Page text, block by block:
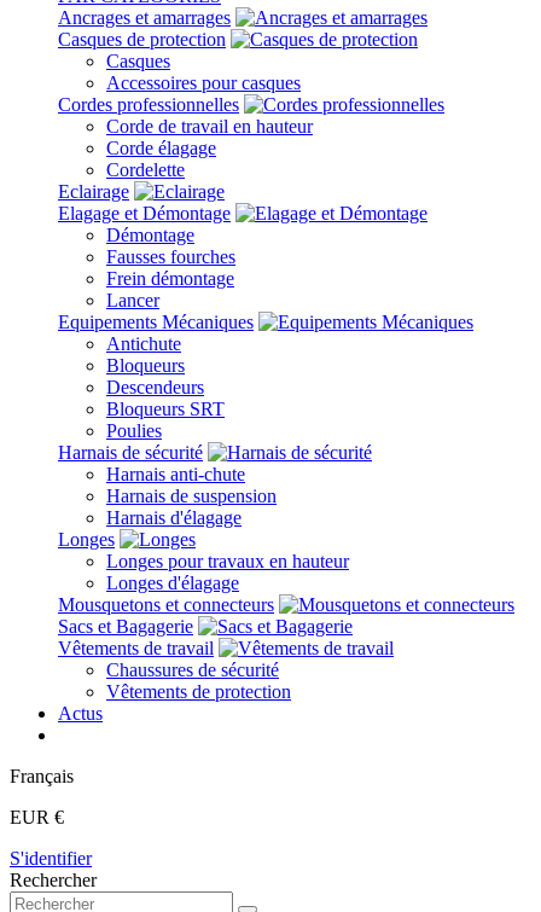
Ancrages et amarrages
Casques de protection
Casques
Accessoires pour casques
Cordes professionnelles
Corde de travail en hauteur
Corde élagage
Cordelette
Eclairage
Elagage et Démontage
Démontage
Fausses fourches
Frein démontage
Lancer
Equipements Mécaniques
Antichute
Bloqueurs
Descendeurs
Bloqueurs SRT
Poulies
Harnais de sécurité
Harnais anti-chute
Harnais de suspension
Harnais d'élagage
Longes
Longes pour travaux en hauteur
Longes d'élagage
Mousquetons et connecteurs
Sacs et Bagagerie
Vêtements de travail
Chaussures de sécurité
Vêtements de protection
Actus
Français
EUR €
S'identifier
Rechercher